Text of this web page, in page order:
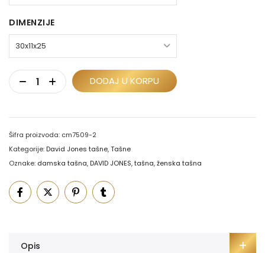
DIMENZIJE
DODAJ U KORPU
Šifra proizvoda: cm7509-2
Kategorije: David Jones tašne,Tašne
Oznake: damska tašna, DAVID JONES,tašna,ženska tašna
Opis